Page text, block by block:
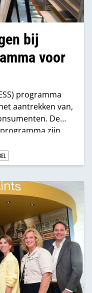
bij
voor
programma
aantrekken van,
De
zijn
naar
komend jaar
de planning,
social media
instore Sikkens